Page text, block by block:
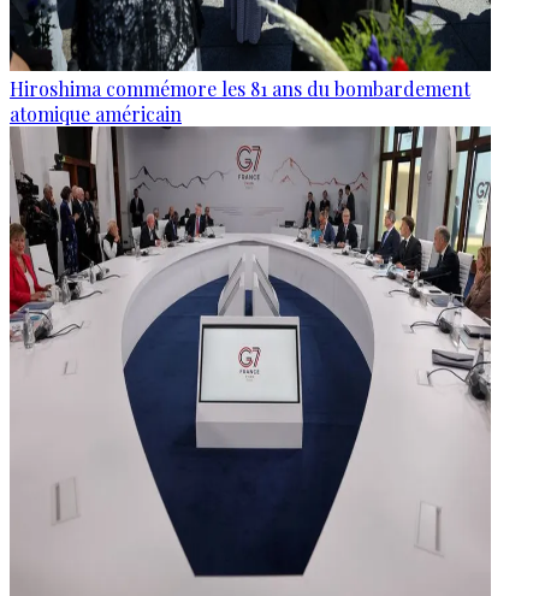
Hiroshima commémore les 81 ans du bombardement
atomique américain